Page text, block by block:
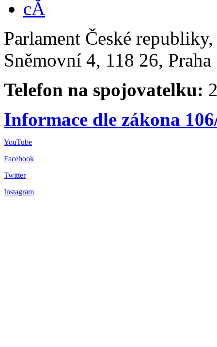
Parlament České
Sněmovní 4, 118 26,
Telefon na spojovatelku:
Informace dle zákona
YouTube
Facebook
Twitter
Instagram